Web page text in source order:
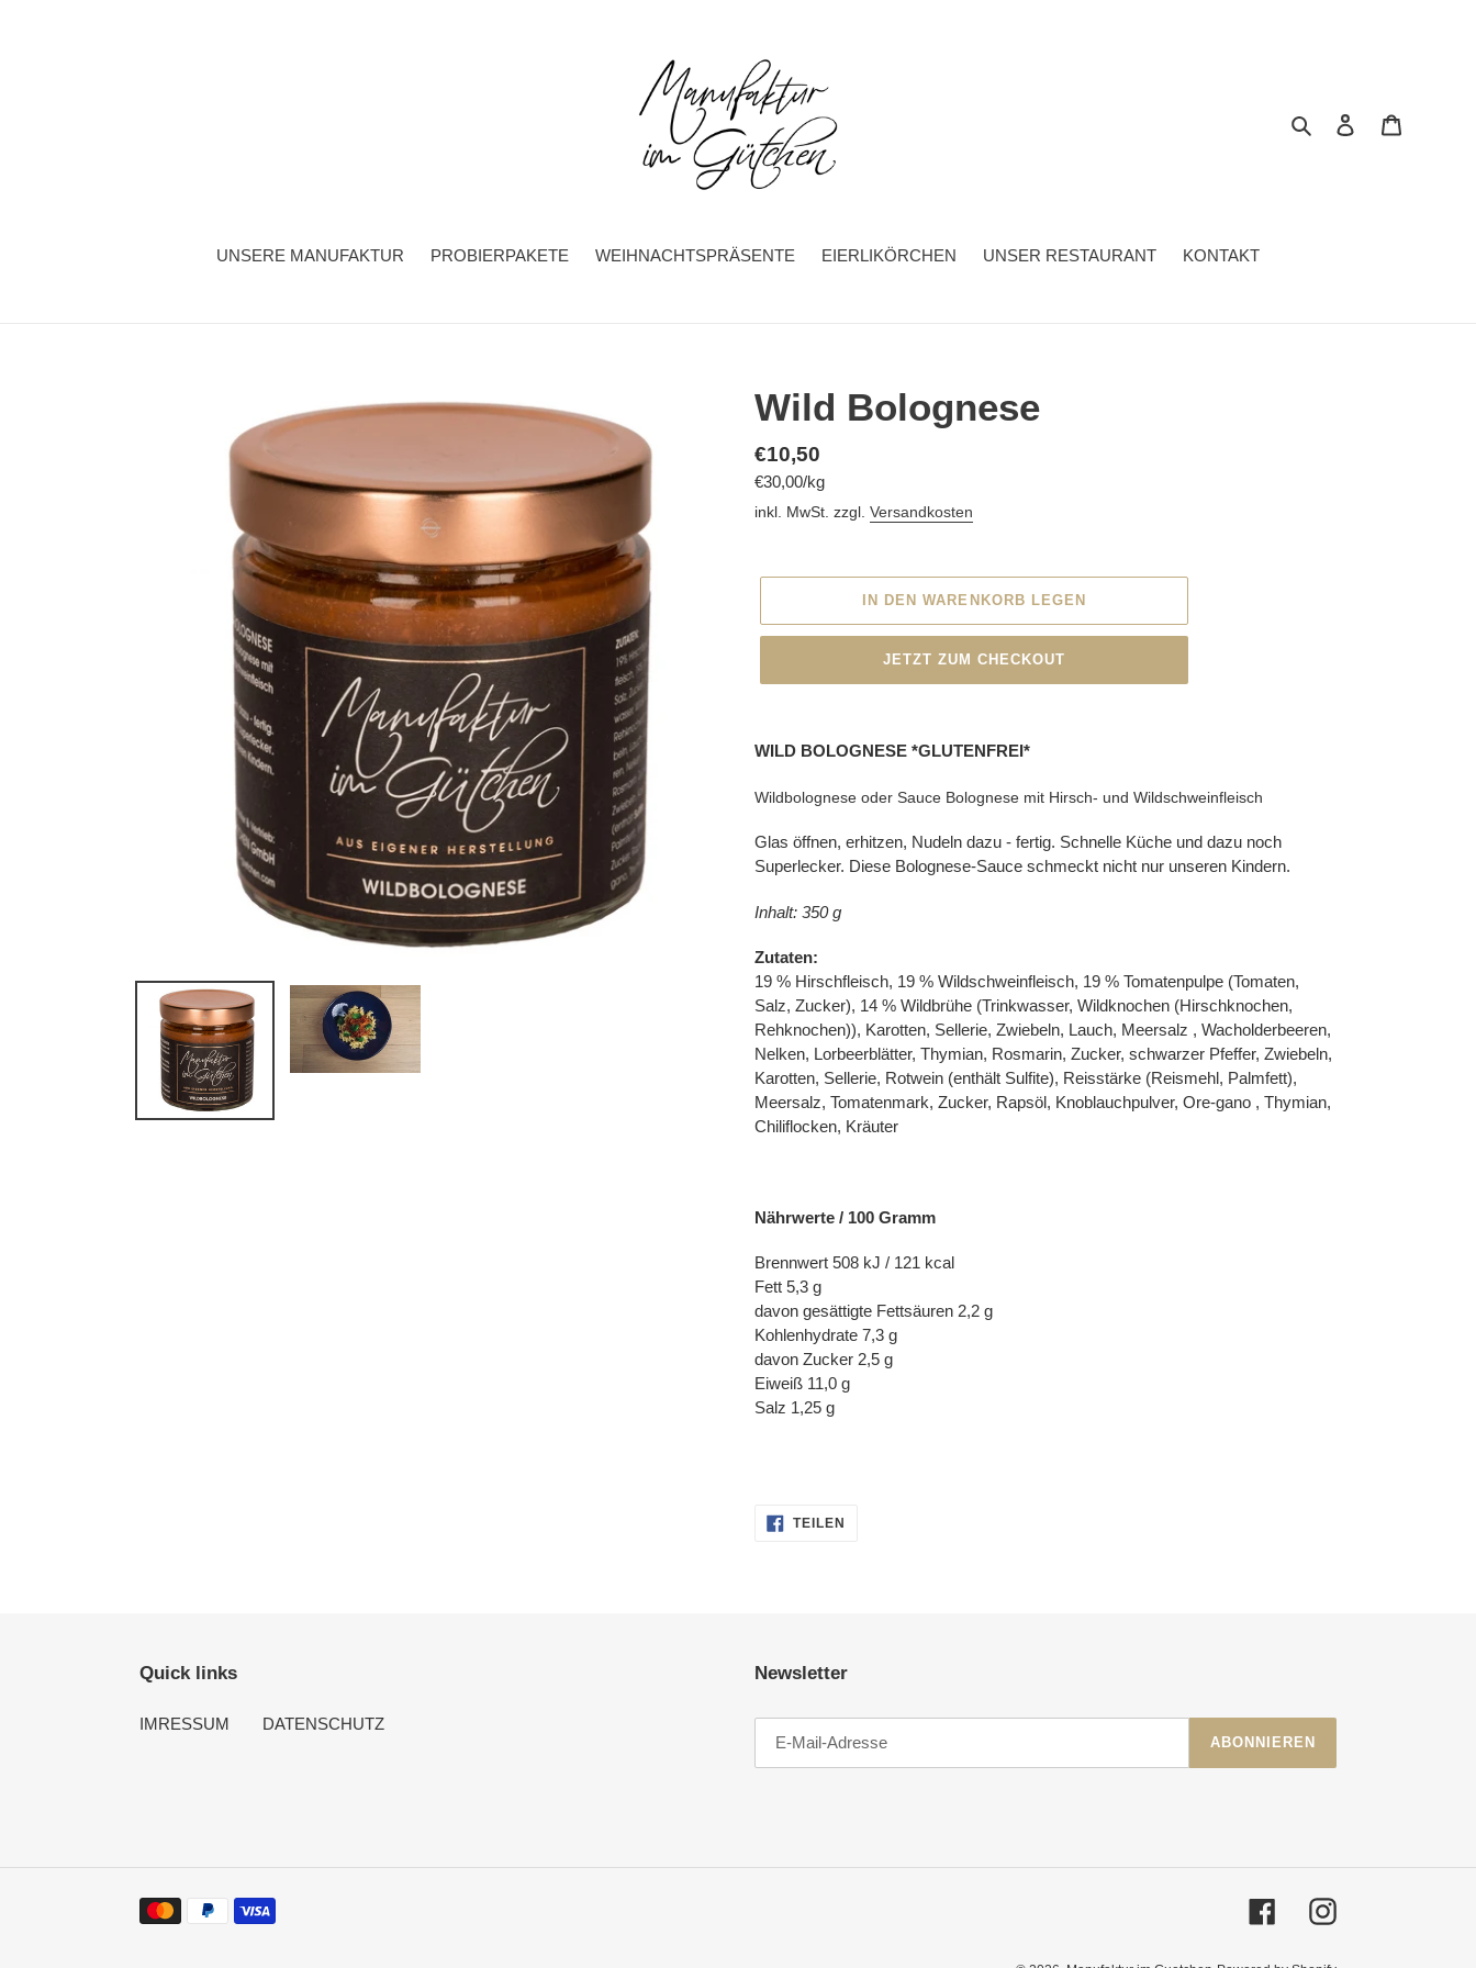
Suchen Einloggen
UNSERE MANUFAKTUR PROBIERPAKETE WEIHNACHTSPRÄSENTE EIERLIKÖRCHEN UNSER RESTAURANT KONTAKT
Wild Bolognese
Normaler
Preis
€10,50
Einzelpreis
€30,00/pro
kg
inkl. MwSt. zzgl. Versandkosten
IN DEN WARENKORB LEGEN
JETZT ZUM CHECKOUT
wird
Warenkorb
WILD BOLOGNESE *GLUTENFREI*
Wildbolognese oder Sauce Bolognese mit Hirsch- und Wildschweinfleisch
Glas öffnen, erhitzen, Nudeln dazu - fertig. Schnelle Küche und dazu noch
Superlecker. Diese Bolognese-Sauce schmeckt nicht nur unseren Kindern.
Inhalt: 350 g
Zutaten:
19 % Hirschfleisch, 19 % Wildschweinfleisch, 19 % Tomatenpulpe (Tomaten,
Salz, Zucker), 14 % Wildbrühe (Trinkwasser, Wildknochen (Hirschknochen,
Rehknochen)), Karotten, Sellerie, Zwiebeln, Lauch, Meersalz , Wacholderbeeren,
Nelken, Lorbeerblätter, Thymian, Rosmarin, Zucker, schwarzer Pfeffer, Zwiebeln,
Karotten, Sellerie, Rotwein (enthält Sulfite), Reisstärke (Reismehl, Palmfett),
Meersalz, Tomatenmark, Zucker, Rapsöl, Knoblauchpulver, Ore-gano , Thymian,
Chiliflocken, Kräuter
Nährwerte / 100 Gramm
Brennwert 508 kJ / 121 kcal
Fett 5,3 g
davon gesättigte Fettsäuren 2,2 g
Kohlenhydrate 7,3 g
davon Zucker 2,5 g
Eiweiß 11,0 g
Salz 1,25 g
TEILEN
Quick links
IMRESSUM DATENSCHUTZ
Newsletter
ABONNIEREN
Zahlungsmethoden FacebookInstagram